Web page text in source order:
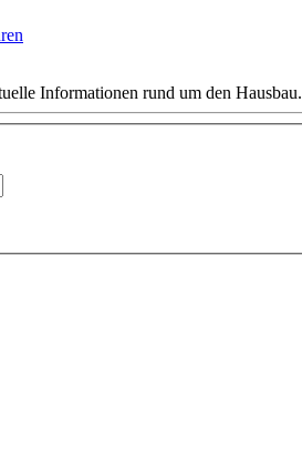
Informationen rund um den Hausbau.